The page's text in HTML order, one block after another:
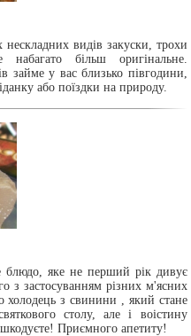
видів закуски, трохи
більш оригінальне.
займе у вас близько півгодини,
або поїздки на природу.
блюдо, яке не перший рік дивує
з застосуванням різних м'ясних
холодець з свинини , який стане
столу, але і воістину
Приємного апетиту!